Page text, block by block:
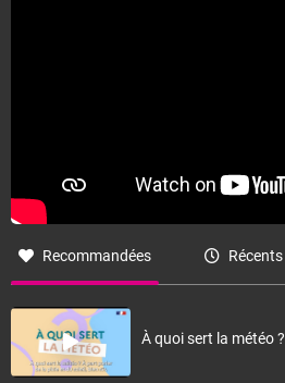
Recommandées Récents
À quoi sert la météo ?